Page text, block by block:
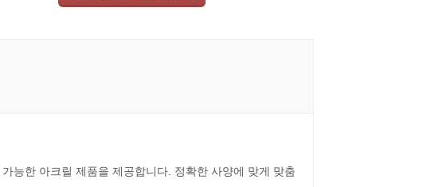
능한 아크릴 제품을 제공합니다. 정확한 사양에 맞게 맞춤